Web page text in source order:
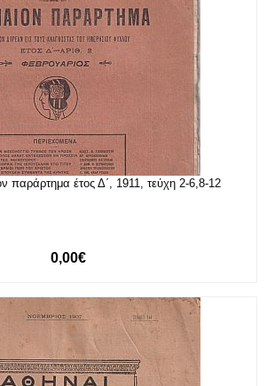
παράρτημα έτος Δ΄, 1911, τεύχη 2-6,8-12
0,00€